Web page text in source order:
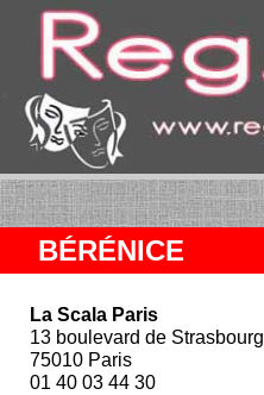
BÉRÉNICE
La Scala Paris
13 boulevard de Strasbourg
75010 Paris
01 40 03 44 30